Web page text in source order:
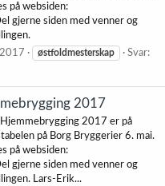
på websiden:
gjerne siden med venner og
østfoldmesterskap
Svar:
2017
2017 er på
på Borg Bryggerier 6. mai.
på websiden:
gjerne siden med venner og
Lars-Erik...